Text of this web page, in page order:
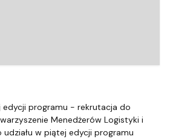
edycji programu - rekrutacja do
Menedżerów Logistyki i
udziału w piątej edycji programu